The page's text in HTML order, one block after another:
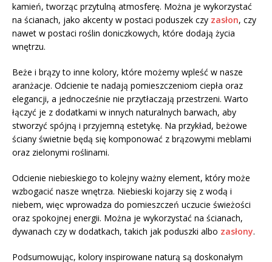
kamień, tworząc przytulną atmosferę. Można je wykorzystać
na ścianach, jako akcenty w postaci poduszek czy zasłon, czy
nawet w postaci roślin doniczkowych, które dodają życia
wnętrzu.
Beże i brązy to inne kolory, które możemy wpleść w nasze
aranżacje. Odcienie te nadają pomieszczeniom ciepła oraz
elegancji, a jednocześnie nie przytłaczają przestrzeni. Warto
łączyć je z dodatkami w innych naturalnych barwach, aby
stworzyć spójną i przyjemną estetykę. Na przykład, beżowe
ściany świetnie będą się komponować z brązowymi meblami
oraz zielonymi roślinami.
Odcienie niebieskiego to kolejny ważny element, który może
wzbogacić nasze wnętrza. Niebieski kojarzy się z wodą i
niebem, więc wprowadza do pomieszczeń uczucie świeżości
oraz spokojnej energii. Można je wykorzystać na ścianach,
dywanach czy w dodatkach, takich jak poduszki albo zasłony.
Podsumowując, kolory inspirowane naturą są doskonałym